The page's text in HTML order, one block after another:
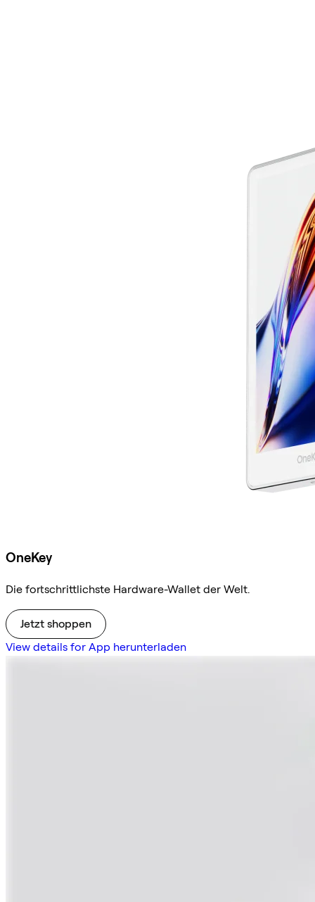
OneKey
Die fortschrittlichste Hardware-Wallet der Welt.
Jetzt shoppen
View details for App herunterladen